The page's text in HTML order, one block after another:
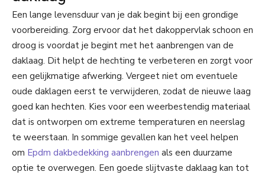
Een lange levensduur van je dak begint bij een grondige
voorbereiding. Zorg ervoor dat het dakoppervlak schoon en
droog is voordat je begint met het aanbrengen van de
daklaag. Dit helpt de hechting te verbeteren en zorgt voor
een gelijkmatige afwerking. Vergeet niet om eventuele
oude daklagen eerst te verwijderen, zodat de nieuwe laag
goed kan hechten. Kies voor een weerbestendig materiaal
dat is ontworpen om extreme temperaturen en neerslag
te weerstaan. In sommige gevallen kan het veel helpen
om Epdm dakbedekking aanbrengen als een duurzame
optie te overwegen. Een goede slijtvaste daklaag kan tot